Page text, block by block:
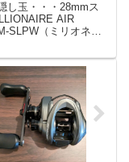
し玉・・・28mmス
AIR
SLPW（ミリオネア